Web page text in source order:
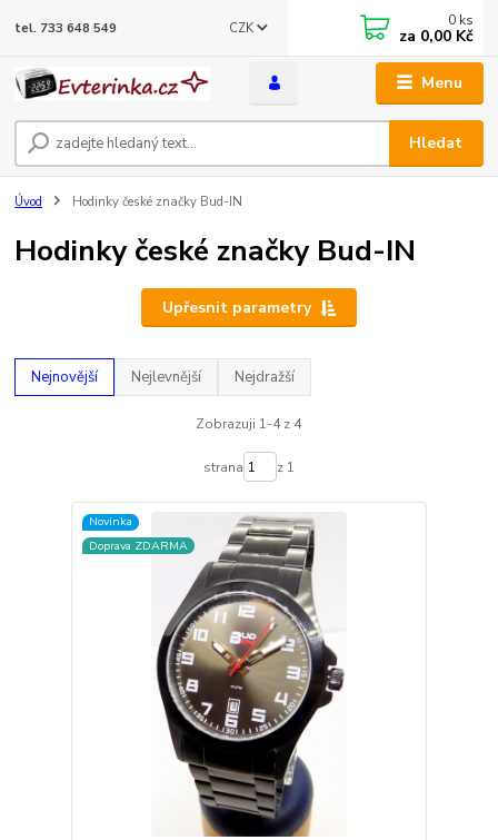
Menu
CZK
Hledat
tel. 733 648 549 0 ks
za 0,00 Kč
Úvod Hodinky české značky Bud-IN
Hodinky české značky Bud-IN
Upřesnit parametry
Nejnovější Nejlevnější Nejdražší
Zobrazuji 1-4 z 4
strana z 1
Novinka
Doprava ZDARMA